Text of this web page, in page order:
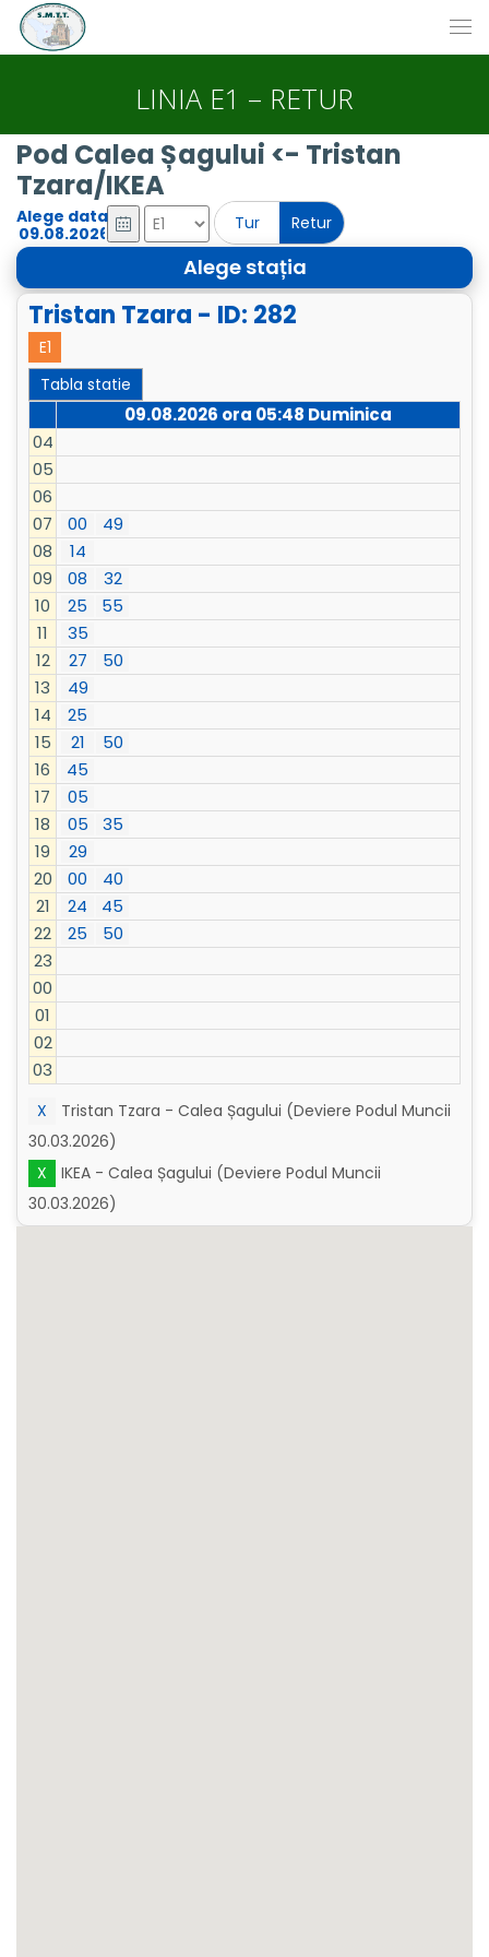
LINIA E1 – RETUR
Pod Calea Șagului <- Tristan
Tzara/IKEA
Alege data Tur Retur
Alege stația
Tristan Tzara - ID: 282
E1
Tabla statie
09.08.2026 ora 05:48 Duminica
04
05
06
07
00
49
08
14
09
08
32
10
25
55
11
35
12
27
50
13
49
14
25
15
21
50
16
45
17
05
18
05
35
19
29
20
00
40
21
24
45
22
25
50
23
00
01
02
03
X
Tristan Tzara - Calea Șagului (Deviere Podul Muncii
30.03.2026)
X
IKEA - Calea Șagului (Deviere Podul Muncii
30.03.2026)